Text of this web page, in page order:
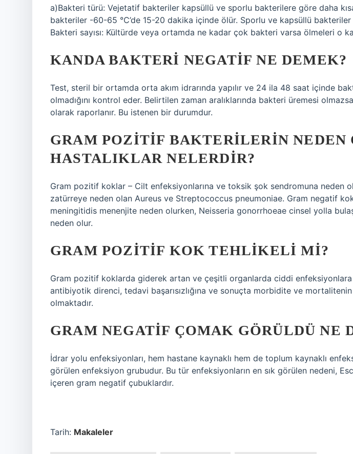
a)Bakteri türü: Vejetatif bakteriler kapsüllü ve sporlu bakterilere göre daha
bakteriler -60-65 °C’de 15-20 dakika içinde ölür. Sporlu ve kapsüllü
Bakteri sayısı: Kültürde veya ortamda ne kadar çok bakteri varsa ölmeleri o
KANDA BAKTERI NEGATIF NE DEMEK?
Test, steril bir ortamda orta akım idrarında yapılır ve 24 ila 48 saat içinde
olmadığını kontrol eder. Belirtilen zaman aralıklarında bakteri üremesi
olarak raporlanır. Bu istenen bir durumdur.
GRAM POZITIF BAKTERILERIN NEDEN
HASTALIKLAR NELERDIR?
Gram pozitif koklar – Cilt enfeksiyonlarına ve toksik şok sendromuna neden
zatürreye neden olan Aureus ve Streptococcus pneumoniae. Gram negatif
meningitidis menenjite neden olurken, Neisseria gonorrhoeae cinsel yolla
neden olur.
GRAM POZITIF KOK TEHLIKELI MI?
Gram pozitif koklarda giderek artan ve çeşitli organlarda ciddi
antibiyotik direnci, tedavi başarısızlığına ve sonuçta morbidite ve
olmaktadır.
GRAM NEGATIF ÇOMAK GÖRÜLDÜ NE
İdrar yolu enfeksiyonları, hem hastane kaynaklı hem de toplum kaynaklı
görülen enfeksiyon grubudur. Bu tür enfeksiyonların en sık görülen nedeni,
içeren gram negatif çubuklardır.
Tarih: Makaleler